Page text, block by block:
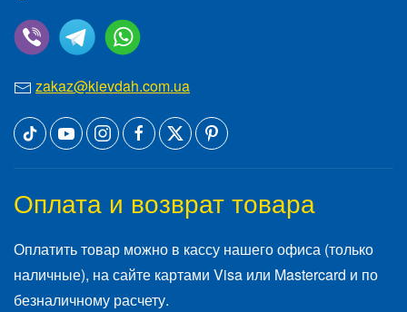
zakaz@kievdah.com.ua
Оплата и возврат товара
Оплатить товар можно в кассу нашего офиса (только
наличные), на сайте картами Visa или Mastercard и по
безналичному расчету.